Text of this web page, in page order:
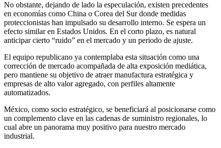
No obstante, dejando de lado la especulación, existen precedentes
en economías como China o Corea del Sur donde medidas
proteccionistas han impulsado su desarrollo interno. Se espera un
efecto similar en Estados Unidos. En el corto plazo, es natural
anticipar cierto “ruido” en el mercado y un periodo de ajuste.
El equipo republicano ya contemplaba esta situación como una
corrección de mercado acompañada de alta exposición mediática,
pero mantiene su objetivo de atraer manufactura estratégica y
empresas de alto valor agregado, con perfiles altamente
automatizados.
México, como socio estratégico, se beneficiará al posicionarse como
un complemento clave en las cadenas de suministro regionales, lo
cual abre un panorama muy positivo para nuestro mercado
industrial.